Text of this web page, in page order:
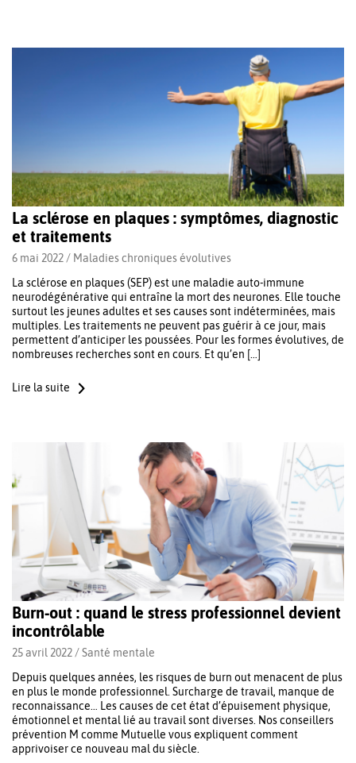
La sclérose en plaques : symptômes, diagnostic
et traitements
6 mai 2022 / Maladies chroniques évolutives
La sclérose en plaques (SEP) est une maladie auto-immune
neurodégénérative qui entraîne la mort des neurones. Elle touche
surtout les jeunes adultes et ses causes sont indéterminées, mais
multiples. Les traitements ne peuvent pas guérir à ce jour, mais
permettent d’anticiper les poussées. Pour les formes évolutives, de
nombreuses recherches sont en cours. Et qu’en […]
Lire la suite
Burn-out : quand le stress professionnel devient
incontrôlable
25 avril 2022 /Santé mentale
Depuis quelques années, les risques de burn out menacent de plus
en plus le monde professionnel. Surcharge de travail, manque de
reconnaissance… Les causes de cet état d’épuisement physique,
émotionnel et mental lié au travail sont diverses. Nos conseillers
prévention M comme Mutuelle vous expliquent comment
apprivoiser ce nouveau mal du siècle.